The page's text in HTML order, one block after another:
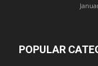
POPULAR